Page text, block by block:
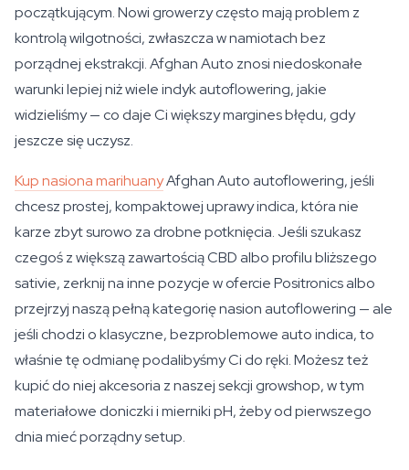
początkującym. Nowi growerzy często mają problem z
kontrolą wilgotności, zwłaszcza w namiotach bez
porządnej ekstrakcji. Afghan Auto znosi niedoskonałe
warunki lepiej niż wiele indyk autoflowering, jakie
widzieliśmy — co daje Ci większy margines błędu, gdy
jeszcze się uczysz.
Kup nasiona marihuanyAfghan Auto autoflowering, jeśli
chcesz prostej, kompaktowej uprawy indica, która nie
karze zbyt surowo za drobne potknięcia. Jeśli szukasz
czegoś z większą zawartością CBD albo profilu bliższego
sativie, zerknij na inne pozycje w ofercie Positronics albo
przejrzyj naszą pełną kategorię nasion autoflowering — ale
jeśli chodzi o klasyczne, bezproblemowe auto indica, to
właśnie tę odmianę podalibyśmy Ci do ręki. Możesz też
kupić do niej akcesoria z naszej sekcji growshop, w tym
materiałowe doniczki i mierniki pH, żeby od pierwszego
dnia mieć porządny setup.